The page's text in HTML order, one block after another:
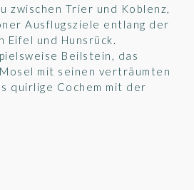
zwischen Trier und Koblenz,
Ausflugsziele entlang der
Eifel und Hunsrück.
Beilstein, das
mit seinen verträumten
quirlige Cochem mit der